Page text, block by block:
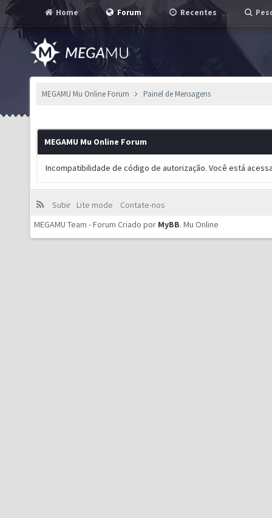
Home Forum Recentes
MEGAMU Mu Online Forum Painel de Mensagens
MEGAMU Mu Online Forum
Incompatibilidade de código de autorização. Você está
Subir Lite mode
Contate-nos
MEGAMU Team - Forum Criado por MyBB. Mu Online